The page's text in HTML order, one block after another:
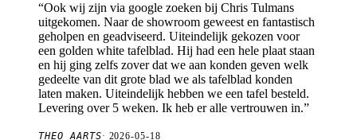
“Ook wij zijn via google zoeken bij Chris Tulmans
uitgekomen. Naar de showroom geweest en fantastisch
geholpen en geadviseerd. Uiteindelijk gekozen voor
een golden white tafelblad. Hij had een hele plaat staan
en hij ging zelfs zover dat we aan konden geven welk
gedeelte van dit grote blad we als tafelblad konden
laten maken. Uiteindelijk hebben we een tafel besteld.
Levering over 5 weken. Ik heb er alle vertrouwen in.”
THEO AARTS· 2026-05-18